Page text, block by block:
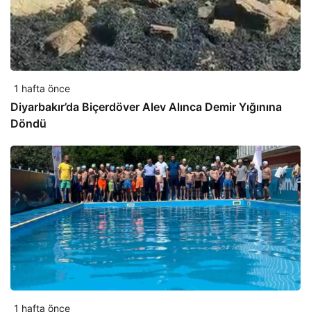
1 hafta önce
Diyarbakır’da Biçerdöver Alev Alınca Demir Yığınına
Döndü
1 hafta önce